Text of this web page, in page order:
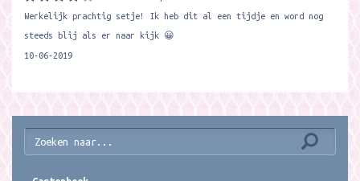
Werkelijk prachtig setje! Ik heb dit al een tijdje en word nog
steeds blij als er naar kijk 😀
10-06-2019